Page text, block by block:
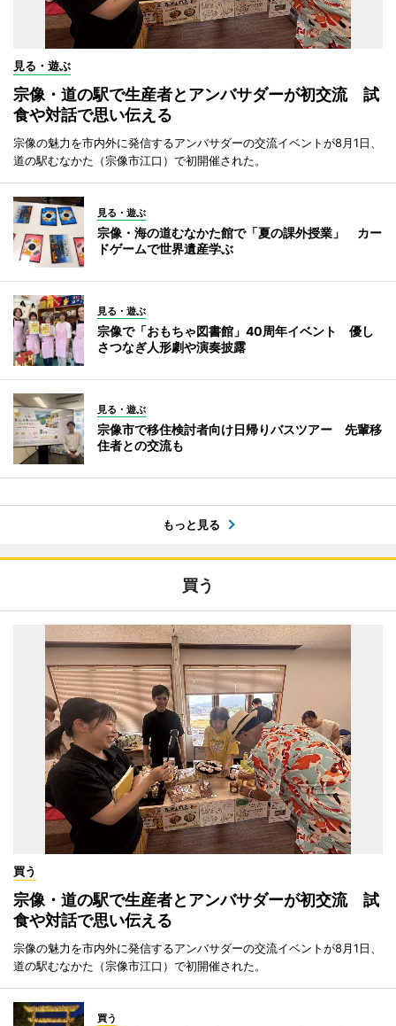
見る・遊ぶ
宗像・道の駅で生産者とアンバサダーが初交流 試
食や対話で思い伝える
宗像の魅力を市内外に発信するアンバサダーの交流イベントが8月1日、
道の駅むなかた（宗像市江口）で初開催された。
見る・遊ぶ
宗像・海の道むなかた館で「夏の課外授業」 カー
ドゲームで世界遺産学ぶ
見る・遊ぶ
宗像で「おもちゃ図書館」40周年イベント 優し
さつなぎ人形劇や演奏披露
見る・遊ぶ
宗像市で移住検討者向け日帰りバスツアー 先輩移
住者との交流も
もっと見る
買う
買う
宗像・道の駅で生産者とアンバサダーが初交流 試
食や対話で思い伝える
宗像の魅力を市内外に発信するアンバサダーの交流イベントが8月1日、
道の駅むなかた（宗像市江口）で初開催された。
買う